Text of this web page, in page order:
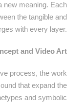
new meaning. Each
the tangible and
with every layer.
and Video Art
process, the work
that expand the
and symbolic